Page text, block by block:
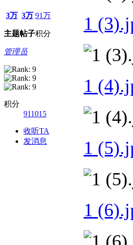
3万
主题
3万
帖子
91万
积分
管理员
积分
911015
收听TA
发消息
1
1
1
1